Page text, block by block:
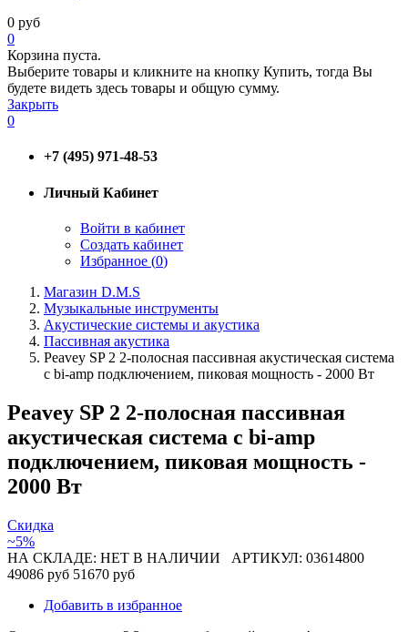
0 руб
0
Корзина пуста.
Выберите товары и кликните на кнопку Купить, тогда Вы
будете видеть здесь товары и общую сумму.
Закрыть
0
+7 (495) 971-48-53
Личный Кабинет
Войти в кабинет
Создать кабинет
Избранное (0)
Магазин D.M.S
Музыкальные инструменты
Акустические системы и акустика
Пассивная акустика
Peavey SP 2 2-полосная пассивная акустическая система
с bi-amp подключением, пиковая мощность - 2000 Вт
Peavey SP 2 2-полосная пассивная
акустическая система с bi-amp
подключением, пиковая мощность -
2000 Вт
Скидка
~5%
НА СКЛАДЕ: НЕТ В НАЛИЧИИ АРТИКУЛ: 03614800
49086 руб 51670 руб
Добавить в избранное